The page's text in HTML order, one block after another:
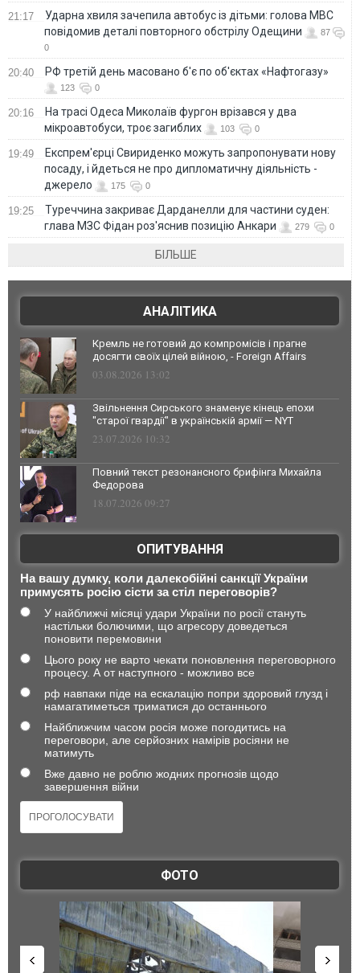
21:17
Ударна хвиля зачепила автобус із дітьми: голова МВС
повідомив деталі повторного обстрілу Одещини
87
0
20:40 РФ третій день масовано б'є по об'єктах «Нафтогазу»
123 0
20:16
На трасі Одеса Миколаїв фургон врізався у два
мікроавтобуси, троє загиблих
103 0
19:49
Експрем'єрці Свириденко можуть запропонувати нову
посаду, і йдеться не про дипломатичну діяльність -
джерело
175 0
19:25
Туреччина закриває Дарданелли для частини суден:
глава МЗС Фідан роз'яснив позицію Анкари
279 0
БІЛЬШЕ
АНАЛІТИКА
Кремль не готовий до компромісів і прагне
досягти своїх цілей війною, - Foreign Affairs
03.08.2026 13:02
Звільнення Сирського знаменує кінець епохи
"старої гвардії" в українській армії — NYT
23.07.2026 10:32
Повний текст резонансного брифінга Михайла
Федорова
18.07.2026 09:27
ОПИТУВАННЯ
На вашу думку, коли далекобійні санкції України
примусять росію сісти за стіл переговорів?
У найближчі місяці удари України по росії стануть
настільки болючими, що агресору доведеться
поновити перемовини
Цього року не варто чекати поновлення переговорного
процесу. А от наступного - можливо все
рф навпаки піде на ескалацію попри здоровий глузд і
намагатиметься триматися до останнього
Найближчим часом росія може погодитись на
переговори, але серйозних намірів росіяни не
матимуть
Вже давно не роблю жодних прогнозів щодо
завершення війни
ФОТО